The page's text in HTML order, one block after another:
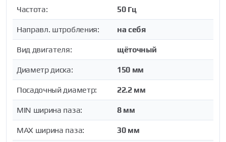
Частота: 50 Гц
Направл. штробления: на себя
Вид двигателя: щёточный
Диаметр диска: 150 мм
Посадочный диаметр: 22.2 мм
MIN ширина паза: 8 мм
MAX ширина паза: 30 мм